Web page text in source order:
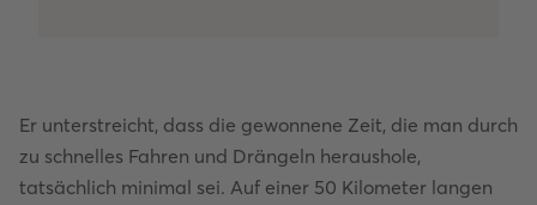
Er unterstreicht, dass die gewonnene Zeit, die man durch
zu schnelles Fahren und Drängeln heraushole,
tatsächlich minimal sei. Auf einer 50 Kilometer langen